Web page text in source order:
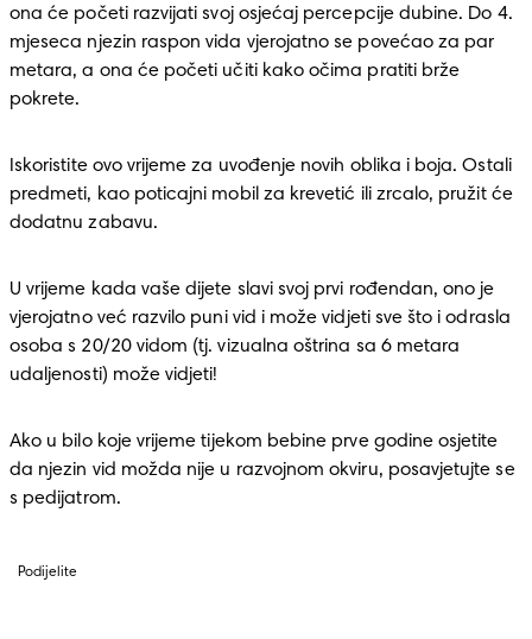
ona će početi razvijati svoj osjećaj percepcije dubine. Do 4.
mjeseca njezin raspon vida vjerojatno se povećao za par
metara, a ona će početi učiti kako očima pratiti brže
pokrete.
Iskoristite ovo vrijeme za uvođenje novih oblika i boja. Ostali
predmeti, kao poticajni mobil za krevetić ili zrcalo, pružit će
dodatnu zabavu.
U vrijeme kada vaše dijete slavi svoj prvi rođendan, ono je
vjerojatno već razvilo puni vid i može vidjeti sve što i odrasla
osoba s 20/20 vidom (tj. vizualna oštrina sa 6 metara
udaljenosti) može vidjeti!
Ako u bilo koje vrijeme tijekom bebine prve godine osjetite
da njezin vid možda nije u razvojnom okviru, posavjetujte se
s pedijatrom.
Podijelite